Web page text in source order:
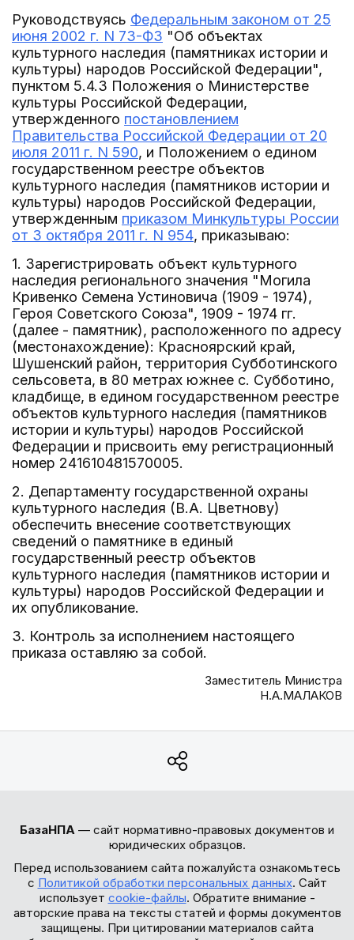
Руководствуясь Федеральным законом от 25
июня 2002 г. N 73-ФЗ "Об объектах
культурного наследия (памятниках истории и
культуры) народов Российской Федерации",
пунктом 5.4.3 Положения о Министерстве
культуры Российской Федерации,
утвержденного постановлением
Правительства Российской Федерации от 20
июля 2011 г. N 590, и Положением о едином
государственном реестре объектов
культурного наследия (памятников истории и
культуры) народов Российской Федерации,
утвержденным приказом Минкультуры России
от 3 октября 2011 г. N 954, приказываю:
1. Зарегистрировать объект культурного
наследия регионального значения "Могила
Кривенко Семена Устиновича (1909 - 1974),
Героя Советского Союза", 1909 - 1974 гг.
(далее - памятник), расположенного по адресу
(местонахождение): Красноярский край,
Шушенский район, территория Субботинского
сельсовета, в 80 метрах южнее с. Субботино,
кладбище, в едином государственном реестре
объектов культурного наследия (памятников
истории и культуры) народов Российской
Федерации и присвоить ему регистрационный
номер 241610481570005.
2. Департаменту государственной охраны
культурного наследия (В.А. Цветнову)
обеспечить внесение соответствующих
сведений о памятнике в единый
государственный реестр объектов
культурного наследия (памятников истории и
культуры) народов Российской Федерации и
их опубликование.
3. Контроль за исполнением настоящего
приказа оставляю за собой.
Заместитель Министра
Н.А.МАЛАКОВ
БазаНПА — сайт нормативно-правовых документов и
юридических образцов.
Перед использованием сайта пожалуйста ознакомьтесь
с Политикой обработки персональных данных. Сайт
использует cookie-файлы. Обратите внимание -
авторские права на тексты статей и формы документов
защищены. При цитировании материалов сайта